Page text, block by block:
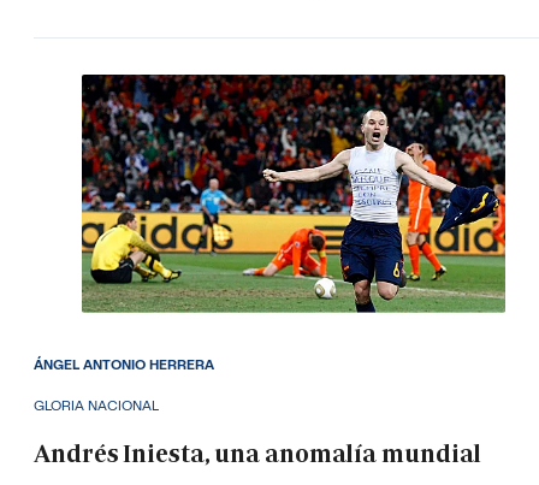
GLORIA NACIONAL
Andrés Iniesta, una anomalía mundial
ÁNGEL ANTONIO HERRERA